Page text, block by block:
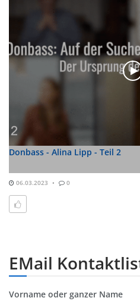
Donbass - Alina Lipp - Teil 2
06.03.2023 0
EMail
Vorname oder ganzer Name